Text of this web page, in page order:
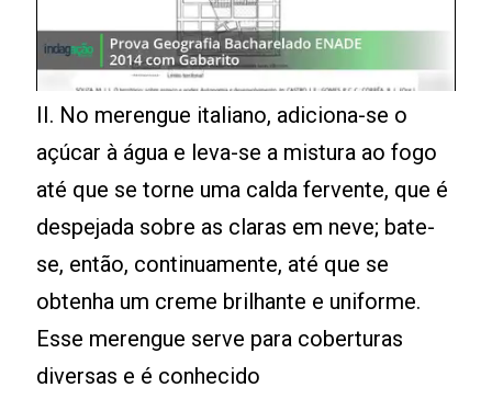
II. No merengue italiano, adiciona-se o
açúcar à água e leva-se a mistura ao fogo
até que se torne uma calda fervente, que é
despejada sobre as claras em neve; bate-
se, então, continuamente, até que se
obtenha um creme brilhante e uniforme.
Esse merengue serve para coberturas
diversas e é conhecido